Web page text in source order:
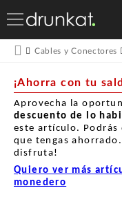
Cables y Conectores
¡Ahorra con tu
Aprovecha la
descuento de lo
este artículo. Podrás
que tengas
disfruta!
Quiero ver más
monedero